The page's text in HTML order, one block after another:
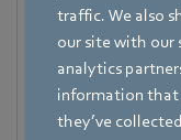
traffic. We also
our site with our
analytics
information that
they’ve
+49 7938 81-97006
E-Mail